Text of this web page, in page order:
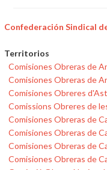
Confederación Sindical
Territorios
Comisiones Obreras de
Comisiones Obreras de
Comisiones Obreres
Comissions Obreres de
Comisiones Obreras de
Comisiones Obreras de
Comisiones Obreras de
Comisiones Obreras de